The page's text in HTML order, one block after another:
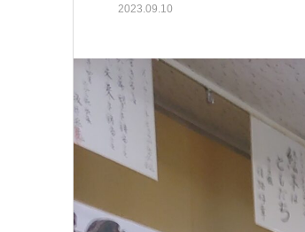
2023.09.10